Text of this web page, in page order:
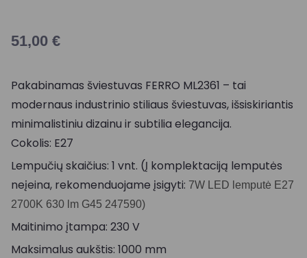
51,00 €
Pakabinamas šviestuvas FERRO ML2361 – tai
modernaus industrinio stiliaus šviestuvas, išsiskiriantis
minimalistiniu dizainu ir subtilia elegancija.
Cokolis: E27
Lempučių skaičius: 1 vnt. (Į komplektaciją lemputės
neįeina, rekomenduojame įsigyti: 7W LED lemputė E27
2700K 630 lm G45 247590)
Maitinimo įtampa: 230 V
Maksimalus aukštis: 1000 mm